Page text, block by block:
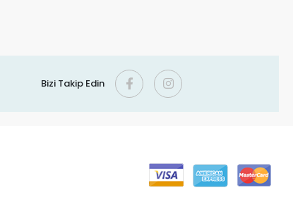
Bizi Takip Edin